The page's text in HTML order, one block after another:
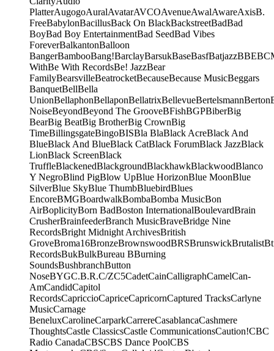
PlatterAugogoAuralAvatarAVCOAvenueAwalAwareAxisB.
FreeBabylonBacillusBack On BlackBackstreetBadBad
BoyBad Boy EntertainmentBad SeedBad Vibes
ForeverBalkantonBalloon
BangerBambooBang!BarclayBarsukBaseBasfBatjazzBBE
WithBe With RecordsBe! JazzBear
FamilyBearsvilleBeatrocketBecauseBecause MusicBeggars
BanquetBellBella
UnionBellaphonBellaponBellatrixBellevueBertelsmannBerton
NoiseBeyondBeyond The GrooveBFishBGPBiberBig
BearBig BeatBig BrotherBig CrownBig
TimeBillingsgateBingoBISBla BlaBlack AcreBlack And
BlueBlack And BlueBlack CatBlack ForumBlack JazzBlack
LionBlack ScreenBlack
TruffleBlackenedBlackgroundBlackhawkBlackwoodBlanco
Y NegroBlind PigBlow UpBlue HorizonBlue MoonBlue
SilverBlue SkyBlue ThumbBluebirdBlues
EncoreBMGBoardwalkBombaBomba MusicBon
AirBoplicityBorn BadBoston InternationalBoulevardBrain
CrusherBrainfeederBranch MusicBraveBridge Nine
RecordsBright Midnight ArchivesBritish
GroveBroma16BronzeBrownswoodBRSBrunswickBrutalist
RecordsBukBulkBureau BBurning
SoundsBushbranchButton
NoseBYGC.B.R.C/ZC5CadetCainCalligraphCamelCan-
AmCandidCapitol
RecordsCapriccioCapriceCapricornCaptured TracksCarlyne
MusicCarnage
BeneluxCarolineCarparkCarrereCasablancaCashmere
ThoughtsCastle ClassicsCastle CommunicationsCaution!CBC
Radio CanadaCBSCBS Dance PoolCBS